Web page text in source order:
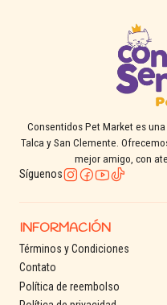
Consentidos Pet Market es
Talca y San Clemente.
mejor amigo, con
Síguenos
INFORMACIÓN
Términos y Condiciones
Contato
Política de reembolso